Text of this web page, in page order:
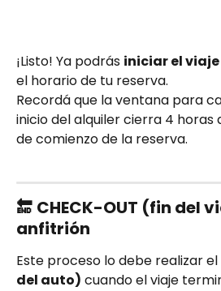
¡Listo! Ya podrás iniciar el viaje
el horario de tu reserva.
Recordá que la ventana para
inicio del alquiler cierra 4 horas
de comienzo de la reserva.
🔚 CHECK-OUT (fin del
anfitrión
Este proceso lo debe realizar el
del auto) cuando el viaje